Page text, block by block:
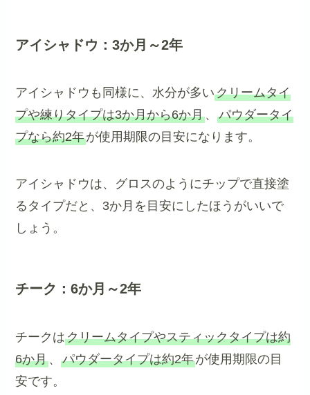
アイシャドウ：3か月～2年
アイシャドウも同様に、水分が多いクリームタイ
プや練りタイプは3か月から6か月、パウダータイ
プなら約2年が使用期限の目安になります。
アイシャドウは、グロスのようにチップで直接塗
るタイプだと、3か月を目安にしたほうがいいで
しょう。
チーク：6か月～2年
チークはクリームタイプやスティックタイプは約
6か月、パウダータイプは約2年が使用期限の目
安です。